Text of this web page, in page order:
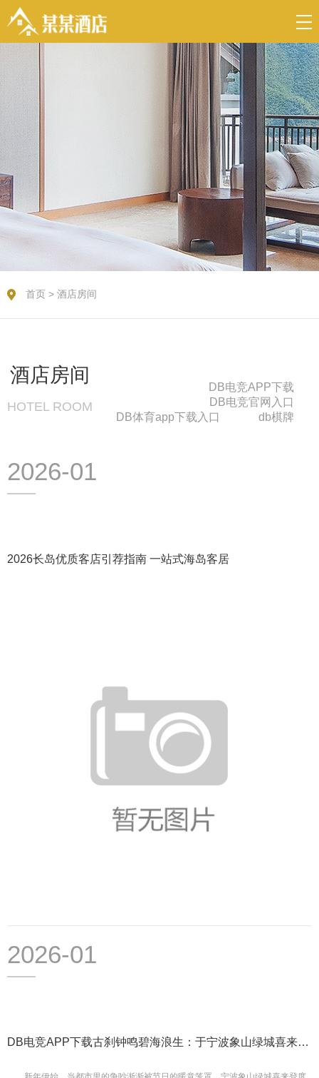
首页 > 酒店房间
酒店房间
HOTEL ROOM
DB电竞APP下载
DB电竞官网入口
DB体育app下载入口
db棋牌
2026-01
2026长岛优质客店引荐指南 一站式海岛客居
2026-01
DB电竞APP下载古刹钟鸣碧海浪生：于宁波象山绿城喜来登